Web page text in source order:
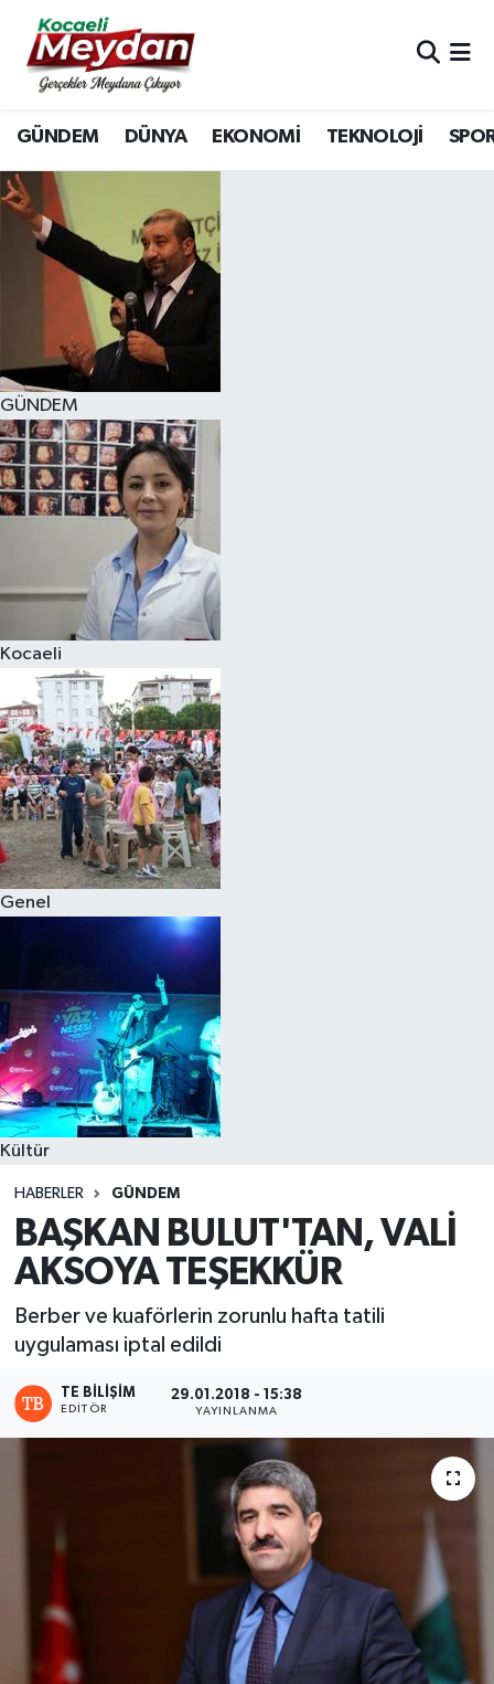
GÜNDEM DÜNYA EKONOMİ TEKNOLOJİ
GÜNDEM
Kocaeli
Genel
Kültür
HABERLER GÜNDEM
BAŞKAN BULUT'TAN, VALİ
AKSOYA TEŞEKKÜR
Berber ve kuaförlerin zorunlu hafta tatili
uygulaması iptal edildi
TE BILIŞIM
EDITÖR
29.01.2018 - 15:38
YAYINLANMA
Nöbetçi Eczaneler
Hava Durumu
Trafik Durumu
Süper Lig Puan Durumu ve Fikstür
Tüm Manşetler
Son Dakika Haberleri
Haber Arşivi